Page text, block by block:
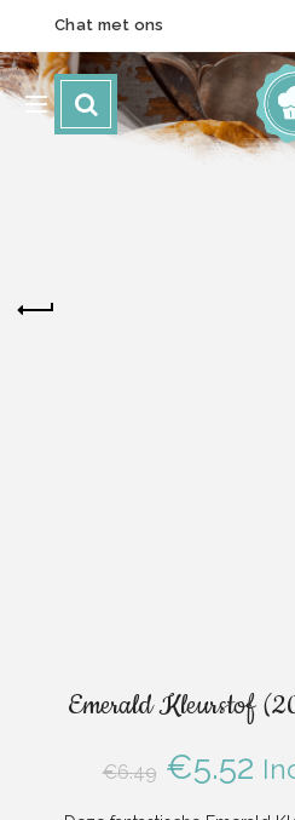
Chat met ons
Emerald Kleurstof
€6.49 €5.52